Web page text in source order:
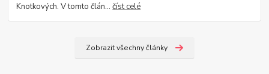
Knotkových. V tomto člán...číst celé
Zobrazit všechny články